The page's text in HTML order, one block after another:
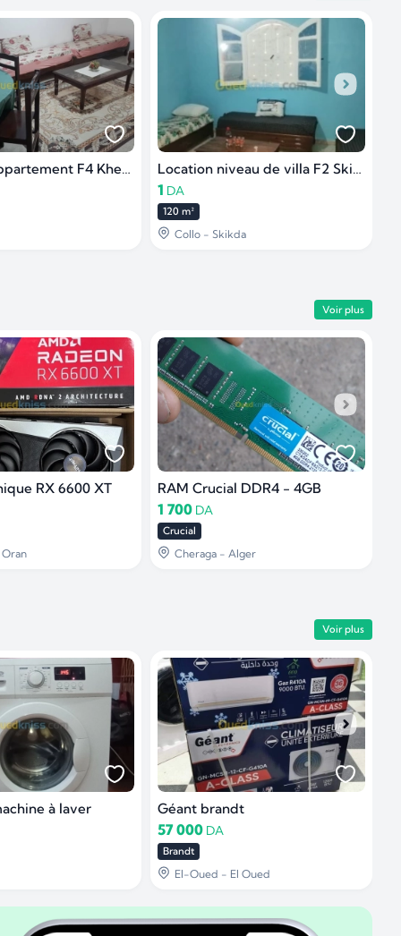
Location Appartement F4 Khenchela Location niveau de villa F2 Skikda Collo
1 DA
120 m²
Collo - Skikda
Voir plus
RX 6600 XT RAM Crucial DDR4 - 4GB
1 700 DA
Crucial
Cheraga - Alger
Voir plus
à laver Géant brandt
57 000 DA
Brandt
El-Oued - El Oued